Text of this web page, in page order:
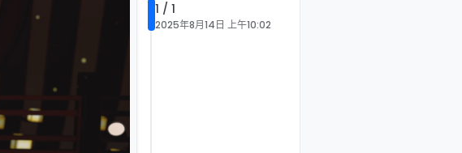
1 / 1
2025年8月14日 上午10:02